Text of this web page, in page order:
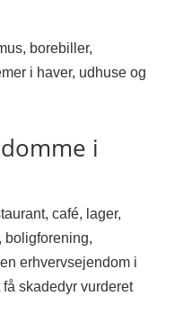
borebiller,
i haver, udhuse og
i
café, lager,
boligforening,
erhvervsejendom i
skadedyr vurderet